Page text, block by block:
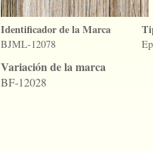
Identificador de la Marca
BJML-12078
Variación de la marca
BF-12028